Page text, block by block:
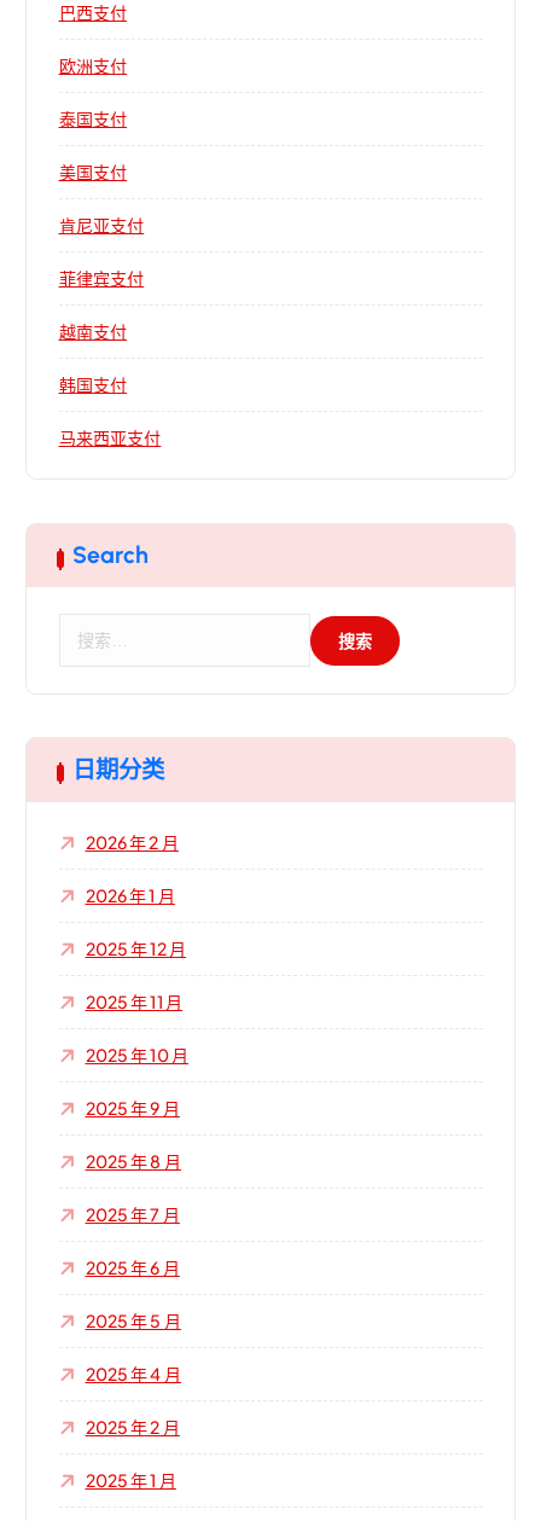
巴西支付
欧洲支付
泰国支付
美国支付
肯尼亚支付
菲律宾支付
越南支付
韩国支付
马来西亚支付
Search
日期分类
2026 年 2 月
2026 年 1 月
2025 年 12 月
2025 年 11 月
2025 年 10 月
2025 年 9 月
2025 年 8 月
2025 年 7 月
2025 年 6 月
2025 年 5 月
2025 年 4 月
2025 年 2 月
2025 年 1 月